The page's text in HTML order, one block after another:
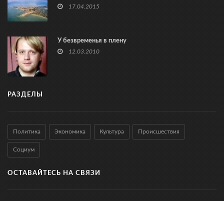
17.04.2015
У безвременья в плену
12.03.2010
РАЗДЕЛЫ
Политика Экономика Культура Происшествия
Социум
ОСТАВАЙТЕСЬ НА СВЯЗИ